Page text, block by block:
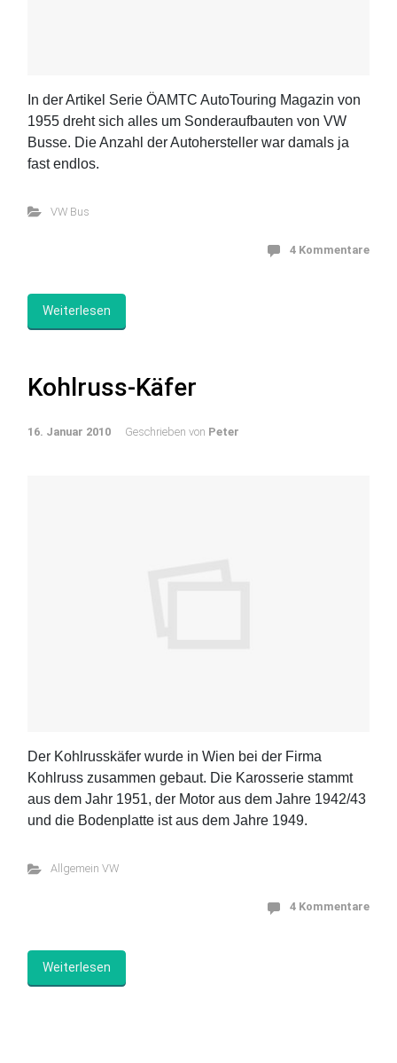
In der Artikel Serie ÖAMTC AutoTouring Magazin von
1955 dreht sich alles um Sonderaufbauten von VW
Busse. Die Anzahl der Autohersteller war damals ja
fast endlos.
VW Bus
4 Kommentare
Weiterlesen
Kohlruss-Käfer
16. Januar 2010 Geschrieben von Peter
Der Kohlrusskäfer wurde in Wien bei der Firma
Kohlruss zusammen gebaut. Die Karosserie stammt
aus dem Jahr 1951, der Motor aus dem Jahre 1942/43
und die Bodenplatte ist aus dem Jahre 1949.
Allgemein VW
4 Kommentare
Weiterlesen